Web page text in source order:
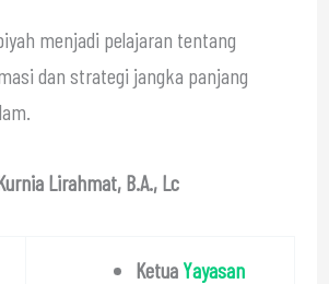
menjadi pelajaran tentang
dan strategi jangka panjang
Lirahmat, B.A., Lc
Ketua Yayasan